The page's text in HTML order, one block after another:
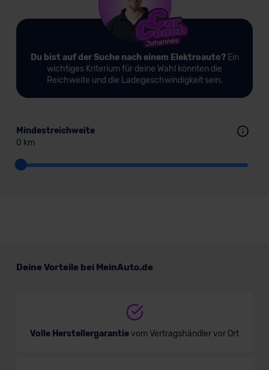
Mindestreichweite
0 km
Du bist auf der Suche nach einem Elektroauto?Ein
wichtiges Kriterium für deine Wahl könnten die
Reichweite und die Ladegeschwindigkeit sein.
Deine Vorteile bei MeinAuto.de
Volle Herstellergarantievom Vertragshändler vor Ort